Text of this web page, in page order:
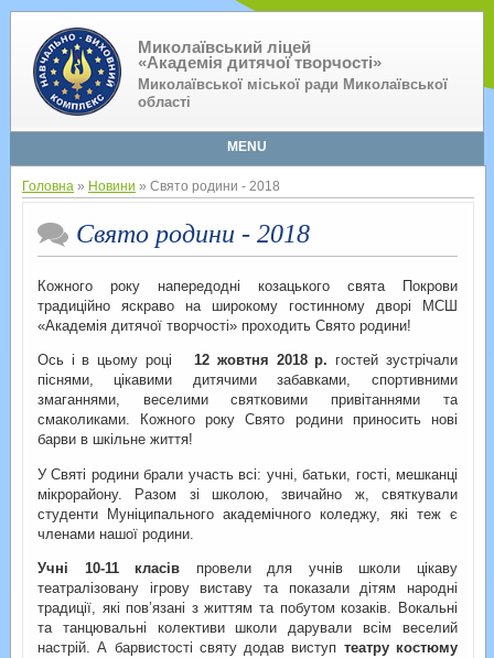
Миколаївський ліцей
«Академія дитячої творчості»
Миколаївської міської ради Миколаївської
області
MENU
Головна» Новини » Свято родини - 2018
Свято родини - 2018
Кожного року напередодні козацького свята Покрови
традиційно яскраво на широкому гостинному дворі МСШ
«Академія дитячої творчості» проходить Свято родини!
Ось і в цьому році12 жовтня 2018 р. гостей зустрічали
піснями, цікавими дитячими забавками, спортивними
змаганнями, веселими святковими привітаннями та
смаколиками. Кожного року Свято родини приносить нові
барви в шкільне життя!
У Святі родини брали участь всі: учні, батьки, гості, мешканці
мікрорайону. Разом зі школою, звичайно ж, святкували
студенти Муніципального академічного коледжу, які теж є
членами нашої родини.
Учні 10-11 класів провели для учнів школи цікаву
театралізовану ігрову виставу та показали дітям народні
традиції, які пов’язані з життям та побутом козаків. Вокальні
та танцювальні колективи школи дарували всім веселий
настрій. А барвистості святу додав виступ театру костюму